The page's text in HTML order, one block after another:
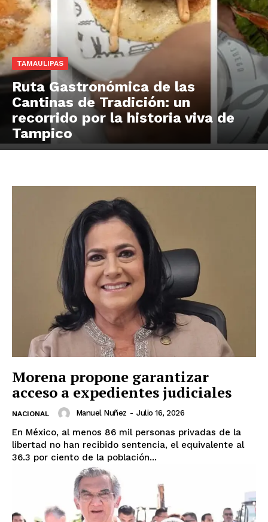
TAMAULIPAS
Ruta Gastronómica de las
Cantinas de Tradición: un
recorrido por la historia viva de
Tampico
Morena propone garantizar
acceso a expedientes judiciales
NACIONAL Manuel Nuñez - Julio 16, 2026
En México, al menos 86 mil personas privadas de la
libertad no han recibido sentencia, el equivalente al
36.3 por ciento de la población...